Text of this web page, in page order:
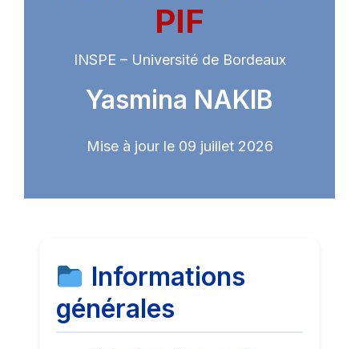
PIF
INSPE – Université de Bordeaux
Yasmina NAKIB
Mise à jour le 09 juillet 2026
Informations
générales